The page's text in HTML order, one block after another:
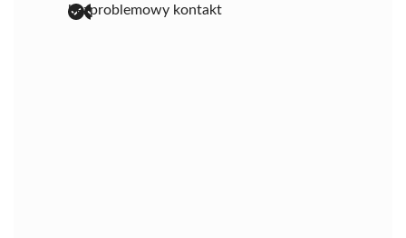
bezproblemowy kontakt